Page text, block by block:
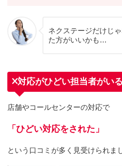
ネクステージだけじ
た方がいいかも…
対応がひどい担当者がいる
店舗やコールセンターの対応で
「ひどい対応をされた」
という口コミが多く見受けられま